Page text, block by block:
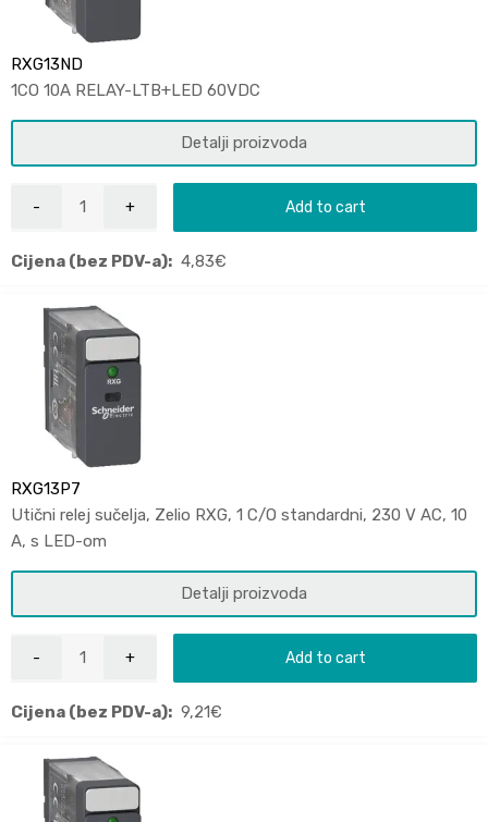
RXG13ND
1CO 10A RELAY-LTB+LED 60VDC
Detalji proizvoda
Add to cart
Cijena (bez PDV-a): 4,83€
RXG13P7
Utični relej sučelja, Zelio RXG, 1 C/O standardni, 230 V AC, 10
A, s LED-om
Detalji proizvoda
Add to cart
Cijena (bez PDV-a): 9,21€